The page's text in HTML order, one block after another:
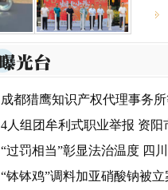

曝光台
成都猎鹰知识产权代理事务所等8家代理机构
4人组团牟利式职业举报 资阳市场监
“过罚相当”彰显法治温度 四川发
“钵钵鸡”调料加亚硝酸钠被立案侦查 成都